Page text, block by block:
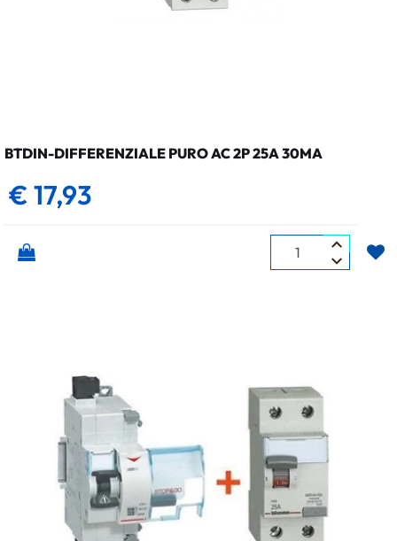
BTDIN-DIFFERENZIALE PURO AC 2P 25A 30MA
€ 17,93
Quantità